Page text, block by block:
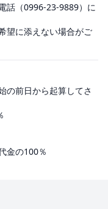
話（0996-23-9889）に
望に添えない場合がご
の前日から起算してさ
金の100％